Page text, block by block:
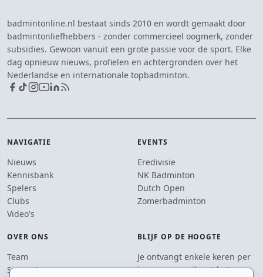
badmintonline.nl bestaat sinds 2010 en wordt gemaakt door
badmintonliefhebbers - zonder commercieel oogmerk, zonder
subsidies. Gewoon vanuit een grote passie voor de sport. Elke
dag opnieuw nieuws, profielen en achtergronden over het
Nederlandse en internationale topbadminton.
NAVIGATIE
Nieuws
Kennisbank
Spelers
Clubs
Video's
EVENTS
Eredivisie
NK Badminton
Dutch Open
Zomerbadminton
OVER ONS
Team
Supporters
BLIJF OP DE HOOGTE
Je ontvangt enkele keren per
jaar een e-mail met het